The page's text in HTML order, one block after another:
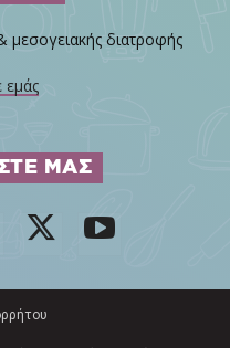
μεσογειακής διατροφής
εμάς
ΜΑΣ